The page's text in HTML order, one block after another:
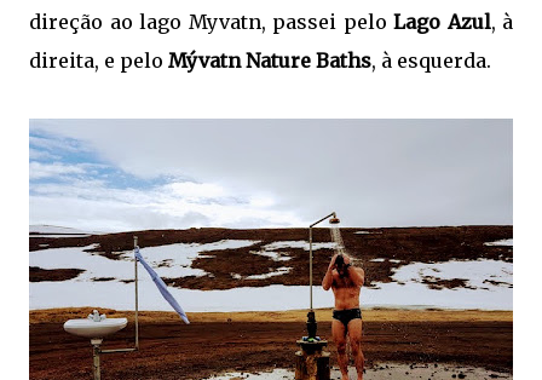
direção ao lago Myvatn, passei pelo Lago Azul, à
direita, e pelo Mývatn Nature Baths, à esquerda.